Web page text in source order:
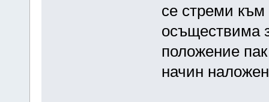
се стреми
осъществима
положение
начин